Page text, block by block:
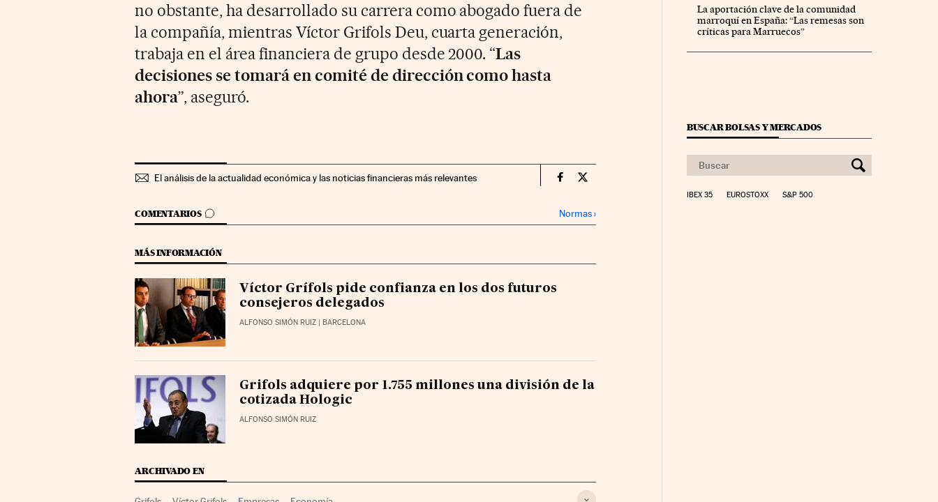
no obstante, ha desarrollado su carrera como abogado fuera de
la compañía, mientras Víctor Grifols Deu, cuarta generación,
trabaja en el área financiera de grupo desde 2000. “Las
decisiones se tomará en comité de dirección como hasta
ahora”, aseguró.
El análisis de la actualidad económica y las noticias financieras más relevantes Companias Cinco Días en Facebook
Companias Cinco Días en Twitter
COMENTARIOS
IR A LOS COMENTARIOS Normas›
MÁS INFORMACIÓN
Víctor Grífols pide confianza en los dos futuros
consejeros delegados
ALFONSO SIMÓN RUIZ | BARCELONA
Grifols adquiere por 1.755 millones una división de la
cotizada Hologic
ALFONSO SIMÓN RUIZ
ARCHIVADO EN
La aportación clave de la comunidad
marroquí en España: “Las remesas son
críticas para Marruecos”
BUSCAR BOLSAS Y MERCADOS
IBEX 35 EUROSTOXX S&P 500